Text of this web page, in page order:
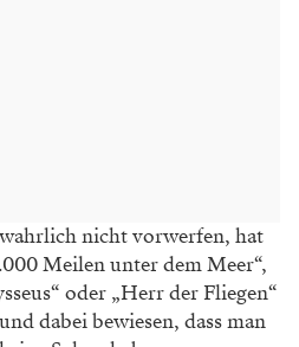
nicht vorwerfen, hat
Meilen unter dem Meer“,
oder „Herr der Fliegen“
dabei bewiesen, dass man